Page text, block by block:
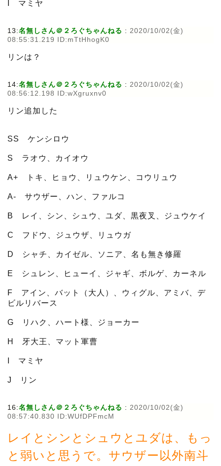
I マミヤ
13:名無しさん＠２ろぐちゃんねる : 2020/10/02(金)
08:55:31.219 ID:mTtHhogK0
リンは？
14:名無しさん＠２ろぐちゃんねる : 2020/10/02(金)
08:56:12.198 ID:wXgruxnv0
リン追加した
SS ケンシロウ
S ラオウ、カイオウ
A+ トキ、ヒョウ、リュウケン、コウリュウ
A- サウザー、ハン、ファルコ
B レイ、シン、シュウ、ユダ、黒夜叉、ジュウケイ
C フドウ、ジュウザ、リュウガ
D シャチ、カイゼル、ソニア、名も無き修羅
E シュレン、ヒューイ、ジャギ、ボルゲ、カーネル
F アイン、バット（大人）、ウィグル、アミバ、デ
ビルリバース
G リハク、ハート様、ジョーカー
H 牙大王、マット軍曹
I マミヤ
J リン
16:名無しさん＠２ろぐちゃんねる : 2020/10/02(金)
08:57:40.830 ID:WUfDPFmcM
レイとシンとシュウとユダは、もっ
と弱いと思うで。サウザー以外南斗